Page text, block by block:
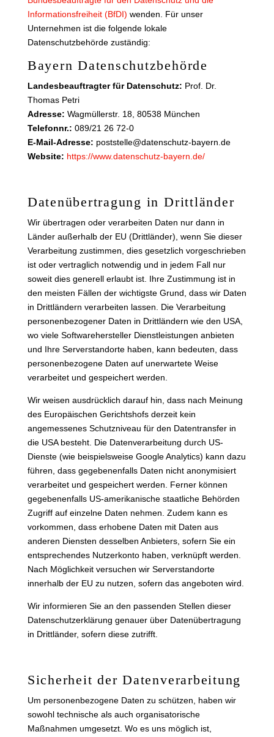
Informationsfreiheit (BfDI) wenden. Für unser
Unternehmen ist die folgende lokale
Datenschutzbehörde zuständig:
Bayern Datenschutzbehörde
Landesbeauftragter für Datenschutz: Prof. Dr.
Thomas Petri
Adresse: Wagmüllerstr. 18, 80538 München
Telefonnr.: 089/21 26 72-0
E-Mail-Adresse: poststelle@datenschutz-bayern.de
Website: https://www.datenschutz-bayern.de/
Datenübertragung in Drittländer
Wir übertragen oder verarbeiten Daten nur dann in
Länder außerhalb der EU (Drittländer), wenn Sie dieser
Verarbeitung zustimmen, dies gesetzlich vorgeschrieben
ist oder vertraglich notwendig und in jedem Fall nur
soweit dies generell erlaubt ist. Ihre Zustimmung ist in
den meisten Fällen der wichtigste Grund, dass wir Daten
in Drittländern verarbeiten lassen. Die Verarbeitung
personenbezogener Daten in Drittländern wie den USA,
wo viele Softwarehersteller Dienstleistungen anbieten
und Ihre Serverstandorte haben, kann bedeuten, dass
personenbezogene Daten auf unerwartete Weise
verarbeitet und gespeichert werden.
Wir weisen ausdrücklich darauf hin, dass nach Meinung
des Europäischen Gerichtshofs derzeit kein
angemessenes Schutzniveau für den Datentransfer in
die USA besteht. Die Datenverarbeitung durch US-
Dienste (wie beispielsweise Google Analytics) kann dazu
führen, dass gegebenenfalls Daten nicht anonymisiert
verarbeitet und gespeichert werden. Ferner können
gegebenenfalls US-amerikanische staatliche Behörden
Zugriff auf einzelne Daten nehmen. Zudem kann es
vorkommen, dass erhobene Daten mit Daten aus
anderen Diensten desselben Anbieters, sofern Sie ein
entsprechendes Nutzerkonto haben, verknüpft werden.
Nach Möglichkeit versuchen wir Serverstandorte
innerhalb der EU zu nutzen, sofern das angeboten wird.
Wir informieren Sie an den passenden Stellen dieser
Datenschutzerklärung genauer über Datenübertragung
in Drittländer, sofern diese zutrifft.
Sicherheit der Datenverarbeitung
Um personenbezogene Daten zu schützen, haben wir
sowohl technische als auch organisatorische
Maßnahmen umgesetzt. Wo es uns möglich ist,